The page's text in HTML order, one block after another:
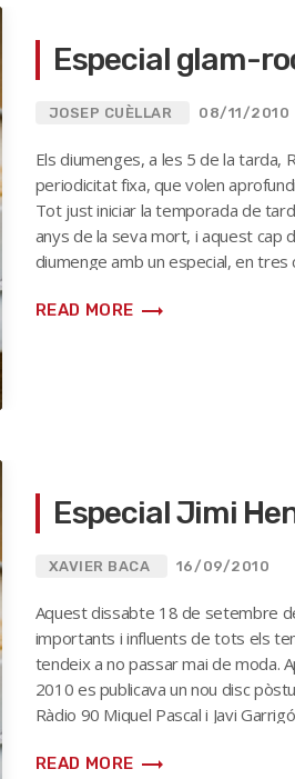
Especial glam-
JOSEP CUÈLLAR 08/11/2010
Els diumenges, a les 5 de la tarda,
periodicitat fixa, que volen
Tot just iniciar la temporada de
anys de la seva mort, i aquest cap
diumenge amb un especial, en
READ MORE trending_flat
Especial Jimi
XAVIER BACA 16/09/2010
Aquest dissabte 18 de setembre
importants i influents de tots els
tendeix a no passar mai de moda.
2010 es publicava un nou disc
Ràdio 90 Miquel Pascal i Javi
READ MORE trending_flat